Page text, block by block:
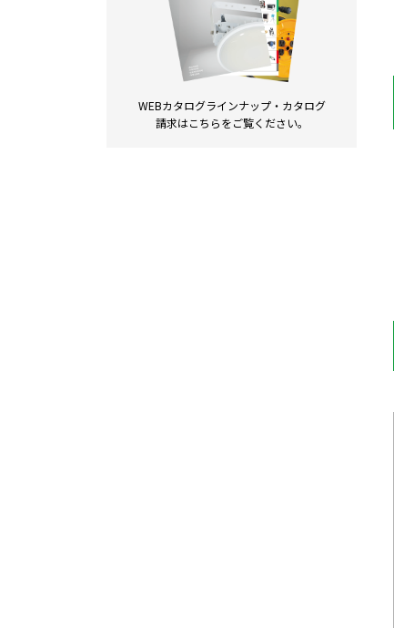
WEBカタログラインナップ・ カタログ
請求はこちらをご覧ください。